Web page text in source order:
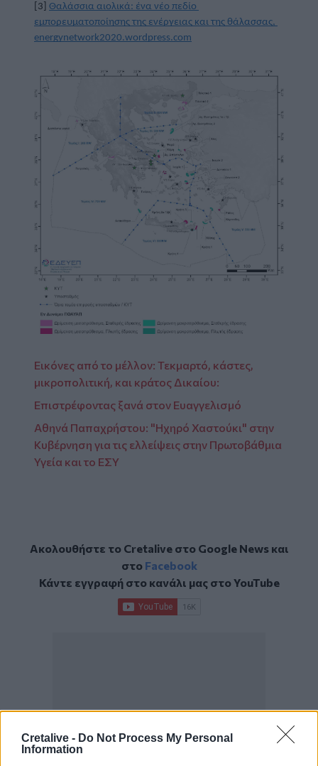
Cretalive - Do Not Process My Personal
Information
[3] Θαλάσσια αιολικά: ένα νέο πεδίο
εμπορευματοποίησης της ενέργειας και της θάλασσας,
energynetwork2020.wordpress.com
Εικόνες από το μέλλον: Τεκμαρτό, κάστες,
μικροπολιτική, και κράτος Δικαίου:
Επιστρέφοντας ξανά στον Ευαγγελισμό
Αθηνά Παπαχρήστου: "Ηχηρό Χαστούκι" στην
Κυβέρνηση για τις ελλείψεις στην Πρωτοβάθμια
Υγεία και το ΕΣΥ
Ακολουθήστε το Cretalive στο Google Newsκαι
στο Facebook
Κάντε εγγραφή στο κανάλι μας στοYouTube